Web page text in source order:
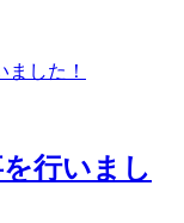
行いまし